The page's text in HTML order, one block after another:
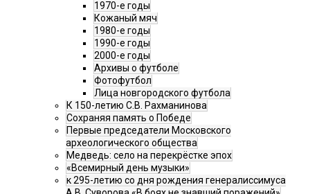
1970-е годы
Кожаный мяч
1980-е годы
1990-е годы
2000-е годы
Архивы о футболе
Фотофутбол
Лица новгородского футбола
К 150-летию С.В. Рахманинова
Сохраняя память о Победе
Первые председатели Московского
археологического общества
Медведь: село на перекрёстке эпох
«Всемирный день музыки»
к 295-летию со дня рождения генералиссимуса